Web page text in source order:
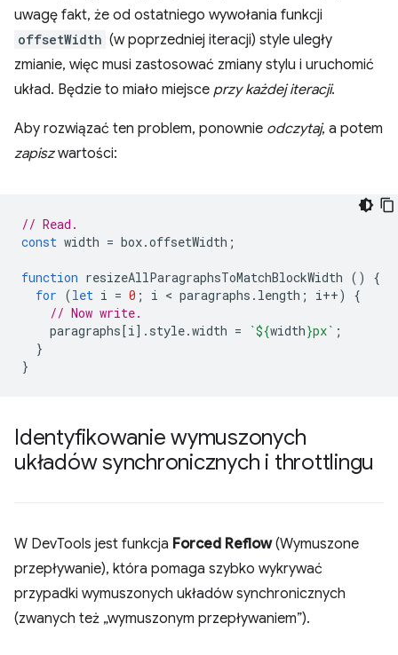
uwagę fakt, że od ostatniego wywołania funkcji
offsetWidth (w poprzedniej iteracji) style uległy
zmianie, więc musi zastosować zmiany stylu i uruchomić
układ. Będzie to miało miejsce przy każdej iteracji.
Aby rozwiązać ten problem, ponownie odczytaj, a potem
zapiszwartości:
// Read.
const width = box.offsetWidth ;
function resizeAllParagraphsToMatchBlockWidth ()
{
for (let i = 0 ; i < paragraphs . length ; i++)
{
// Now write.
paragraphs[i]. style.width = `${width}px` ;
}
}
Identyfikowanie wymuszonych
układów synchronicznych i throttlingu
W DevTools jest funkcja Forced Reflow(Wymuszone
przepływanie), która pomaga szybko wykrywać
przypadki wymuszonych układów synchronicznych
(zwanych też „wymuszonym przepływaniem”).